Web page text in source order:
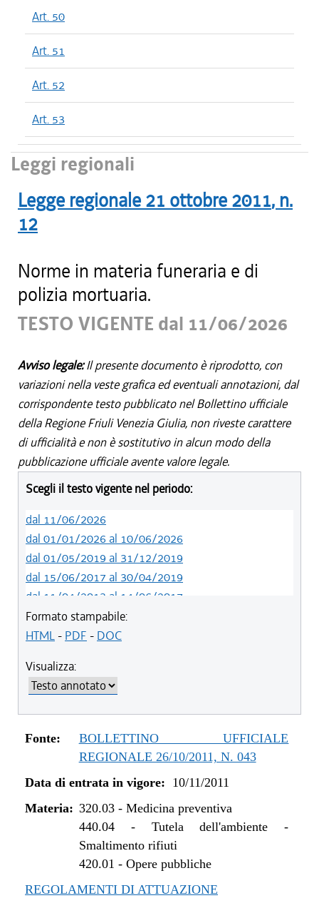
Art. 50
Art. 51
Art. 52
Art. 53
Leggi regionali
Legge regionale 21 ottobre 2011, n.
12
Norme in materia funeraria e di
polizia mortuaria.
TESTO VIGENTE dal 11/06/2026
Avviso legale:Il presente documento è riprodotto, con
variazioni nella veste grafica ed eventuali annotazioni, dal
corrispondente testo pubblicato nel Bollettino ufficiale
della Regione Friuli Venezia Giulia, non riveste carattere
di ufficialità e non è sostitutivo in alcun modo della
pubblicazione ufficiale avente valore legale.
Scegli il testo vigente nel periodo:
dal 11/06/2026
dal 01/01/2026 al 10/06/2026
dal 01/05/2019 al 31/12/2019
dal 15/06/2017 al 30/04/2019
dal 11/04/2013 al 14/06/2017
dal 29/12/2012 al 10/04/2013
dal 10/11/2011 al 28/12/2012
Formato stampabile:
HTML- PDF - DOC
Visualizza:
Fonte:
BOLLETTINO UFFICIALE
REGIONALE 26/10/2011, N. 043
Data di entrata in vigore: 10/11/2011
Materia: 320.03- Medicina preventiva
440.04- Tutela dell'ambiente -
Smaltimento rifiuti
420.01 - Opere pubbliche
REGOLAMENTI DI ATTUAZIONE